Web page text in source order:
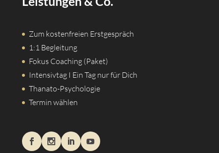
Zum kostenfreien Erstgespräch
1:1 Begleitung
Fokus Coaching (Paket)
Intensivtag I Ein Tag nur für Dich
Thanato-Psychologie